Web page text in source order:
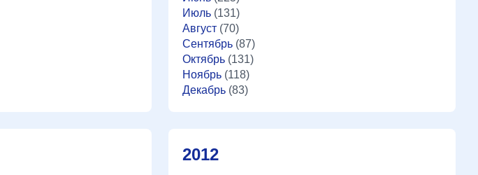
Июль (131)
Август (70)
Сентябрь (87)
Октябрь (131)
Ноябрь (118)
Декабрь (83)
2012